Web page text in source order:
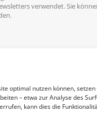
optimal nutzen können,
– etwa zur Analyse des
kann dies die
verwendet. Sie
& Veranstalter